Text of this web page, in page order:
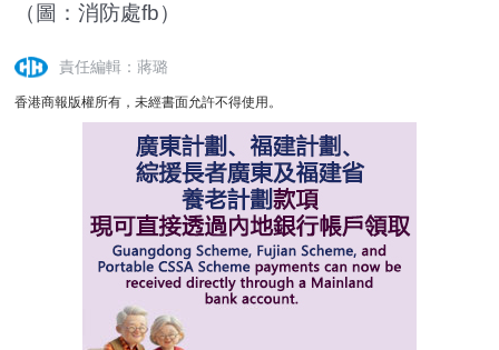
（圖：消防處fb）
責任編輯：蔣璐
香港商報版權所有，未經書面允許不得使用。